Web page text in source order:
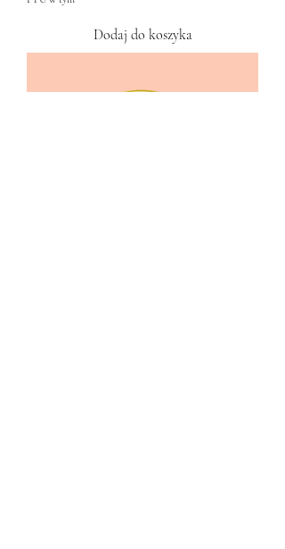
Dodaj do koszyka